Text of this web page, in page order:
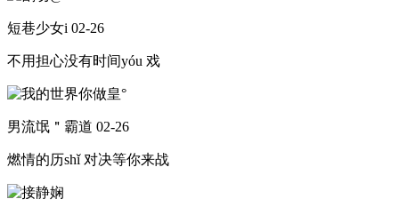
短巷少女i 02-26
不用担心没有时间yóu 戏
男流氓＂霸道 02-26
燃情的历shǐ 对决等你来战